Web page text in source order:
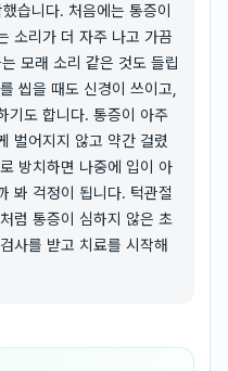
습니다. 처음에는 통증이
소리가 더 자주 나고 가끔
모래 소리 같은 것도 들립
씹을 때도 신경이 쓰이고,
기도 합니다. 통증이 아주
벌어지지 않고 약간 걸렸
방치하면 나중에 입이 아
봐 걱정이 됩니다. 턱관절
럼 통증이 심하지 않은 초
사를 받고 치료를 시작해